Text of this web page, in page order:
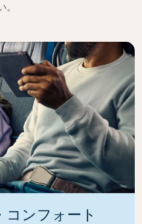
。
コンフォート